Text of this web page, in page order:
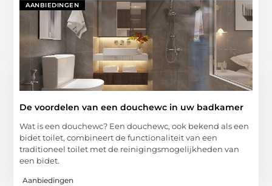
AANBIEDINGEN
De voordelen van een douchewc in uw badkamer
Wat is een douchewc? Een douchewc, ook bekend als een
bidet toilet, combineert de functionaliteit van een
traditioneel toilet met de reinigingsmogelijkheden van
een bidet.
Aanbiedingen